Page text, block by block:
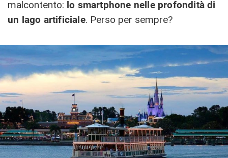
malcontento: lo smartphone nelle profondità di
un lago artificiale. Perso per sempre?